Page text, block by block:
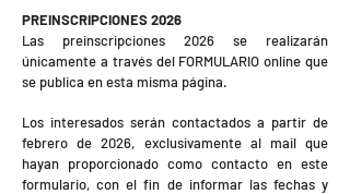
PREINSCRIPCIONES 2026
Las preinscripciones 2026 se realizarán
únicamente a través del FORMULARIO online que
se publica en esta misma página.
Los interesados serán contactados a partir de
febrero de 2026, exclusivamente al mail que
hayan proporcionado como contacto en este
formulario, con el fin de informar las fechas y